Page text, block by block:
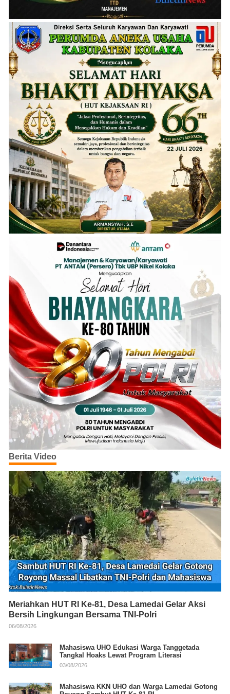
Berita Video
Meriahkan HUT RI Ke-81, Desa Lamedai Gelar Aksi
Bersih Lingkungan Bersama TNI-Polri
06/08/2026
Mahasiswa UHO Edukasi Warga Tanggetada
Tangkal Hoaks Lewat Program Literasi
03/08/2026
Mahasiswa KKN UHO dan Warga Lamedai Gotong